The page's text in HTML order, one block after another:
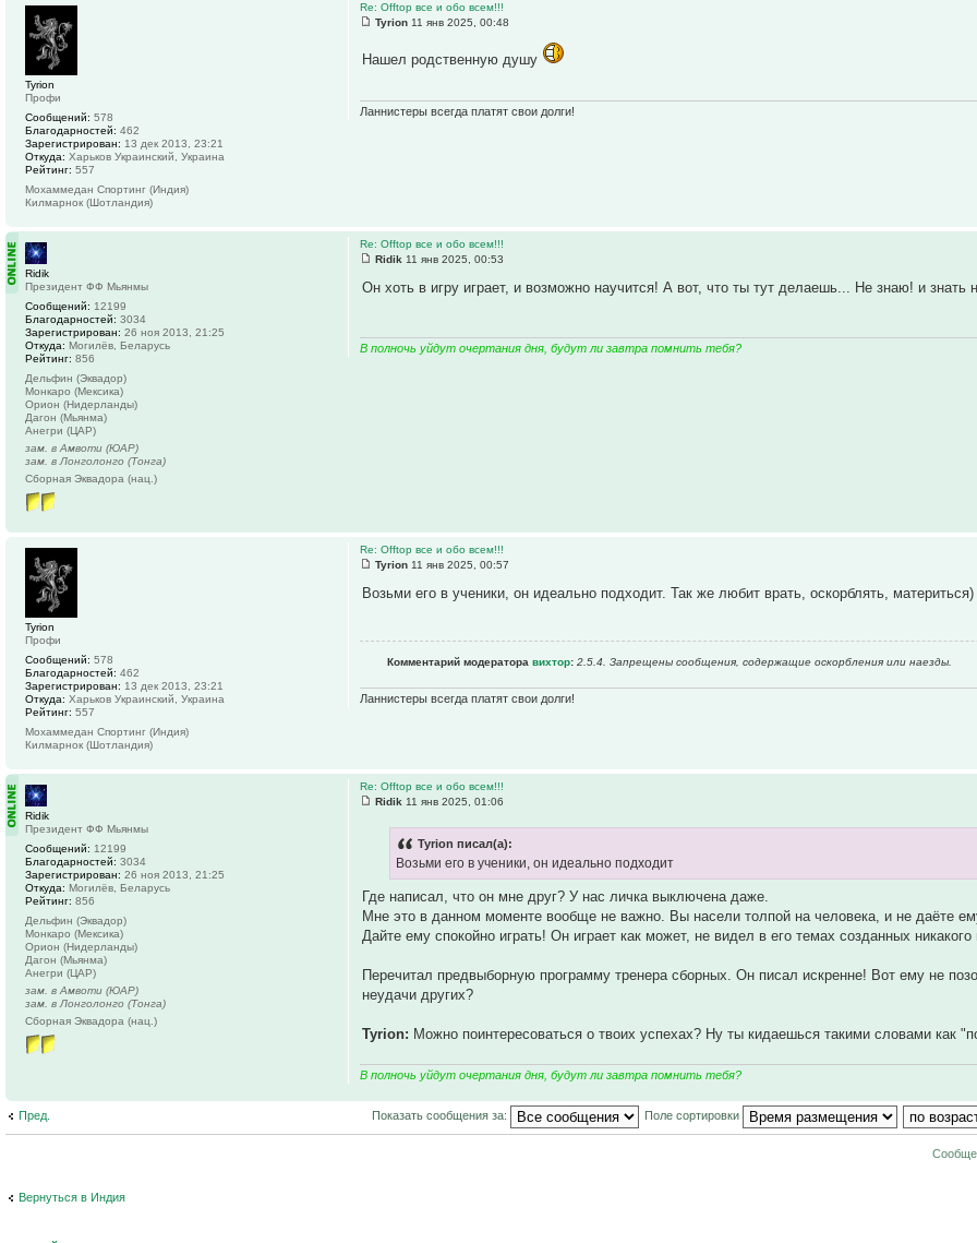
Re: Offtop все и обо всем!!!
Tyrion 11 янв 2025, 00:48
Нашел родственную душу
Ланнистеры всегда платят свои долги!
Tyrion
Профи
Сообщений: 578
Благодарностей: 462
Зарегистрирован: 13 дек 2013, 23:21
Откуда: Харьков Украинский, Украина
Рейтинг: 557
Мохаммедан Спортинг (Индия)
Килмарнок (Шотландия)
Re: Offtop все и обо всем!!!
Ridik 11 янв 2025, 00:53
Он хоть в игру играет, и возможно научится! А вот, что ты тут делаешь... Не знаю! и знать
В полночь уйдут очертания дня, будут ли завтра помнить тебя?
Ridik
Президент ФФ Мьянмы
Сообщений: 12199
Благодарностей: 3034
Зарегистрирован: 26 ноя 2013, 21:25
Откуда: Могилёв, Беларусь
Рейтинг: 856
Дельфин (Эквадор)
Монкаро (Мексика)
Орион (Нидерланды)
Дагон (Мьянма)
Анегри (ЦАР)
зам. в Амвоти (ЮАР)
зам. в Лонголонго (Тонга)
Сборная Эквадора (нац.)
Re: Offtop все и обо всем!!!
Tyrion 11 янв 2025, 00:57
Возьми его в ученики, он идеально подходит. Так же любит врать, оскорблять, материться)
Комментарий модераторавихтор: 2.5.4. Запрещены сообщения, содержащие оскоpбления или наезды.
Ланнистеры всегда платят свои долги!
Tyrion
Профи
Сообщений: 578
Благодарностей: 462
Зарегистрирован: 13 дек 2013, 23:21
Откуда: Харьков Украинский, Украина
Рейтинг: 557
Мохаммедан Спортинг (Индия)
Килмарнок (Шотландия)
Re: Offtop все и обо всем!!!
Ridik 11 янв 2025, 01:06
Tyrion писал(а):
Возьми его в ученики, он идеально подходит
Где написал, что он мне друг? У нас личка выключена даже.
Мне это в данном моменте вообще не важно. Вы насели толпой на человека, и не даёте
Дайте ему спокойно играть! Он играет как может, не видел в его темах созданных никакого
Перечитал предвыборную программу тренера сборных. Он писал искренне! Вот ему не
неудачи других?
Tyrion: Можно поинтересоваться о твоих успехах? Ну ты кидаешься такими словами как
В полночь уйдут очертания дня, будут ли завтра помнить тебя?
Ridik
Президент ФФ Мьянмы
Сообщений: 12199
Благодарностей: 3034
Зарегистрирован: 26 ноя 2013, 21:25
Откуда: Могилёв, Беларусь
Рейтинг: 856
Дельфин (Эквадор)
Монкаро (Мексика)
Орион (Нидерланды)
Дагон (Мьянма)
Анегри (ЦАР)
зам. в Амвоти (ЮАР)
зам. в Лонголонго (Тонга)
Сборная Эквадора (нац.)
Пред. Показать сообщения за: Поле сортировки
Вернуться в Индия